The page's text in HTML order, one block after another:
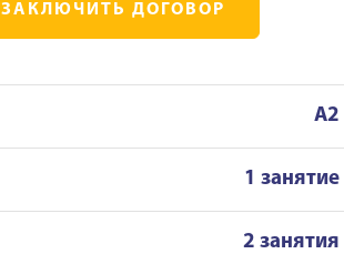
ЗАКЛЮЧИТЬ ДОГОВОР
A2
1 занятие
2 занятия